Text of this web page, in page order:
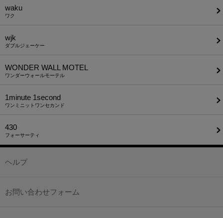
waku
ワク
wjk
ダブルジェーケー
WONDER WALL MOTEL
ワンダーウォールモーテル
1minute​ 1second
ワンミニットワンセカンド
430
フォーサーティ
ヘルプ
お問い合わせフォーム